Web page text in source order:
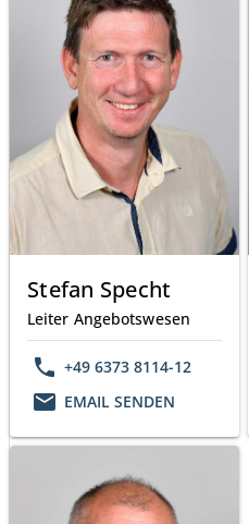
Stefan Specht
Leiter Angebotswesen
phone +49 6373 8114-12
email EMAIL SENDEN